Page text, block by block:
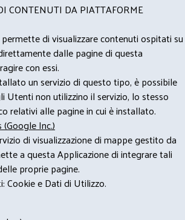
CONTENUTI DA PIATTAFORME
di visualizzare contenuti ospitati su
dalle pagine di questa
con essi.
un servizio di questo tipo, è possibile
Utenti non utilizzino il servizio, lo stesso
relativi alle pagine in cui è installato.
Inc.)
di visualizzazione di mappe gestito da
a questa Applicazione di integrare tali
proprie pagine.
Cookie e Dati di Utilizzo.